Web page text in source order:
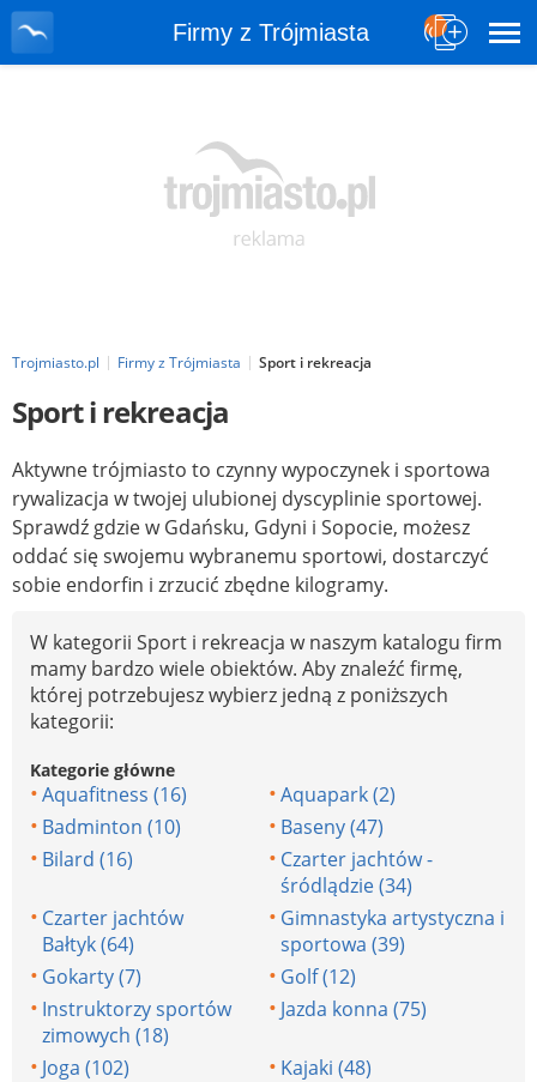
Firmy z Trójmiasta
Trojmiasto.pl Firmy z Trójmiasta Sport i rekreacja
Sport i rekreacja
Aktywne trójmiasto to czynny wypoczynek i sportowa
rywalizacja w twojej ulubionej dyscyplinie sportowej.
Sprawdź gdzie w Gdańsku, Gdyni i Sopocie, możesz
oddać się swojemu wybranemu sportowi, dostarczyć
sobie endorfin i zrzucić zbędne kilogramy.
W kategorii Sport i rekreacja w naszym katalogu firm
mamy bardzo wiele obiektów. Aby znaleźć firmę,
której potrzebujesz wybierz jedną z poniższych
kategorii:
Kategorie główne
Aquafitness (16)
Aquapark (2)
Badminton (10)
Baseny (47)
Bilard (16)
Czarter jachtów -
śródlądzie (34)
Czarter jachtów
Bałtyk (64)
Gimnastyka artystyczna i
sportowa (39)
Gokarty (7)
Golf (12)
Instruktorzy sportów
zimowych (18)
Jazda konna (75)
Joga (102)
Kajaki (48)